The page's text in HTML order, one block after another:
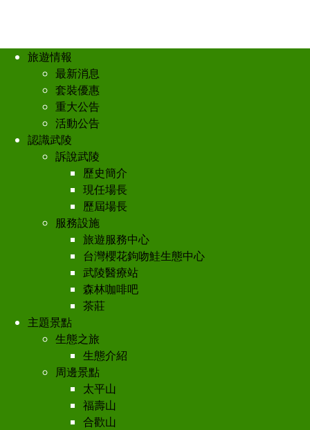
旅遊情報
最新消息
套裝優惠
重大公告
活動公告
認識武陵
訴說武陵
歷史簡介
現任場長
歷屆場長
服務設施
旅遊服務中心
台灣櫻花鉤吻鮭生態中心
武陵醫療站
森林咖啡吧
茶莊
主題景點
生態之旅
生態介紹
周邊景點
太平山
福壽山
合歡山